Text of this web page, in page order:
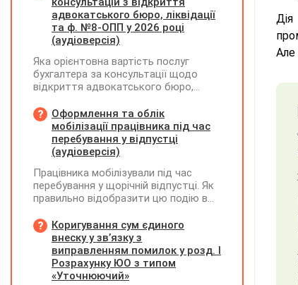
Але
трудову книжку заново?
адвокатського бюро, ліквідації
та ф. №8-ОПП у 2026 році
(аудіоверсія)
Яка орієнтовна вартість послуг
бухгалтера за консультації щодо
відкриття адвокатського бюро,
діяльності та подання звіту за
формою №8-ОПП?
Оформлення та облік
мобілізації працівника під час
перебування у відпустці
(аудіоверсія)
Працівника мобілізували під час
перебування у щорічній відпустці. Як
правильно відобразити цю подію в
бухгалтерському обліку та
податковій звітності?
Коригування сум єдиного
внеску у зв’язку з
виправленням помилок у розд. І
Розрахунку ЮО з типом
«Уточнюючий»